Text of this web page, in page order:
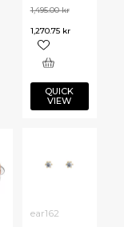
1,495.00kr
1,270.75 kr
QUICK
VIEW
ear162